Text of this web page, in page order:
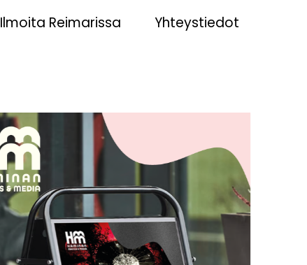
Ilmoita Reimarissa Yhteystiedot